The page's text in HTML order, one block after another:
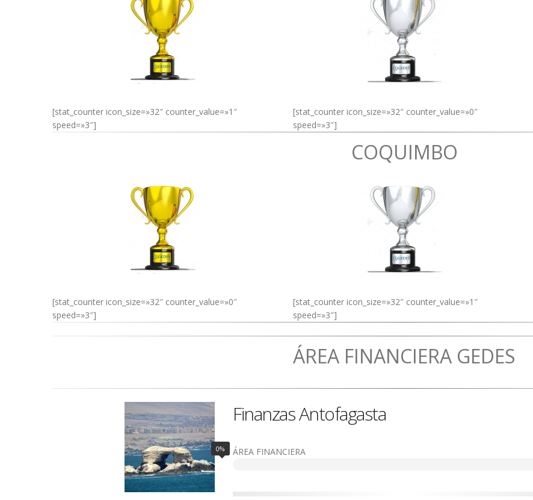
[stat_counter icon_size=»32″ counter_value=»1″
speed=»3″]
[stat_counter icon_size=»32″ counter_value=»0″
speed=»3″]
COQUIMBO
[stat_counter icon_size=»32″ counter_value=»0″
speed=»3″]
[stat_counter icon_size=»32″ counter_value=»1″
speed=»3″]
ÁREA FINANCIERA GEDES
Finanzas Antofagasta
ÁREA FINANCIERA
0%